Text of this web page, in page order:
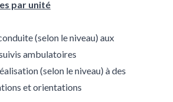
par unité
(selon le niveau) aux
ambulatoires
(selon le niveau) à des
et orientations